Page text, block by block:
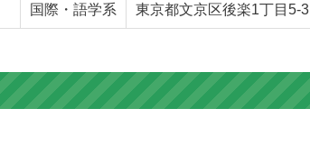
国際・語学系 東京都文京区後楽1丁目5-3